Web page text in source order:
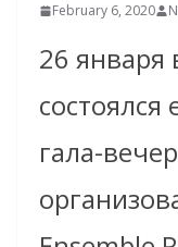
February 6, 2020
26 января
гала-